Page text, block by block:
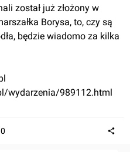
został już złożony w
Borysa, to, czy są
będzie wiadomo za kilka
wydarzenia/989112.html
0